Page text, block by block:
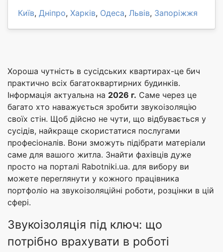
Київ, Дніпро, Харків, Одеса, Львів, Запоріжжя
Хороша чутність в сусідських квартирах-це бич
практично всіх багатоквартирних будинків.
Інформація актуальна на 2026 г. Саме через це
багато хто наважується зробити звукоізоляцію
своїх стін. Щоб дійсно не чути, що відбувається у
сусідів, найкраще скористатися послугами
професіоналів. Вони зможуть підібрати матеріали
саме для вашого житла. Знайти фахівців дуже
просто на порталі Rabotniki.ua. для вибору ви
можете переглянути у кожного працівника
портфоліо на звукоізоляційні роботи, розцінки в цій
сфері.
Звукоізоляція під ключ: що
потрібно врахувати в роботі